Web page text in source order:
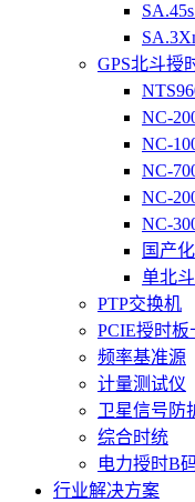
GPS北斗授
NC-
NC-
NC-
NC-
NC-
国产
单北
PTP交换机
PCIE授时板
频率基准源
计量测试仪
卫星信号防
综合时统
电力授时B
行业解决方案